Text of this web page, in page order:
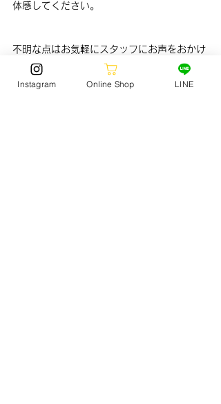
体感してください。
不明な点はお気軽にスタッフにお声をおかけ
ください！
Instagram Online Shop LINE